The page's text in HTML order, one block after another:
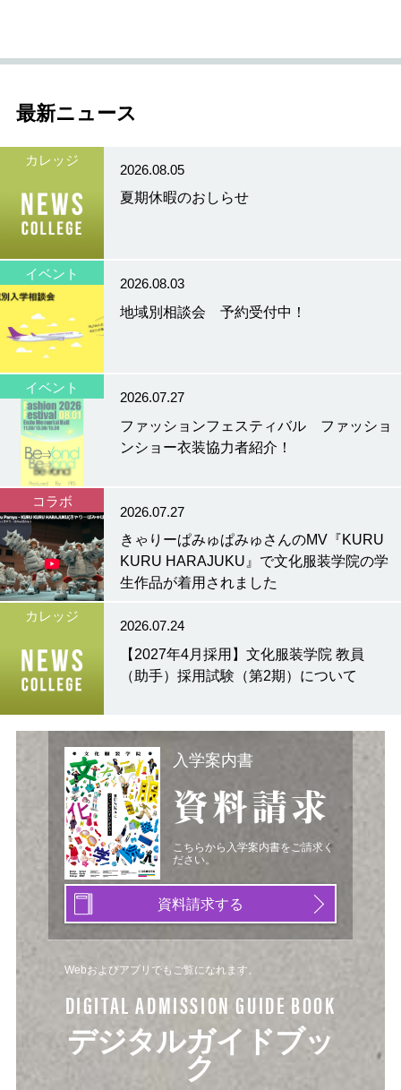
最新ニュース
カレッジ
2026.08.05
夏期休暇のおしらせ
イベント
2026.08.03
地域別相談会 予約受付中！
イベント
2026.07.27
ファッションフェスティバル ファッショ
ンショー衣装協力者紹介！
コラボ
2026.07.27
きゃりーぱみゅぱみゅさんのMV『KURU
KURU HARAJUKU』で文化服装学院の学
生作品が着用されました
カレッジ
2026.07.24
【2027年4月採用】文化服装学院 教員
（助手）採用試験（第2期）について
入学案内書
資料請求
こちらから入学案内書をご請求く
ださい。
資料請求する
Webおよびアプリでもご覧になれます。
DIGITAL ADMISSION GUIDE BOOK
デジタルガイドブッ
ク